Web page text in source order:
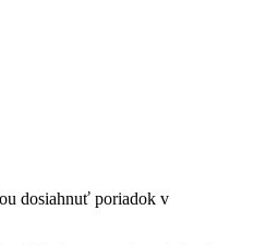
dosiahnuť poriadok v